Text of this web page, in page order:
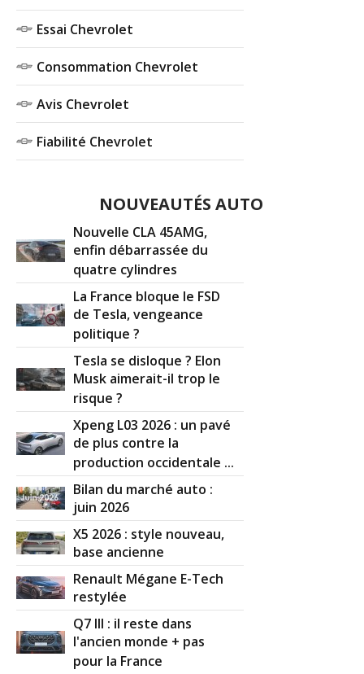
Essai Chevrolet
Consommation Chevrolet
Avis Chevrolet
Fiabilité Chevrolet
NOUVEAUTÉS AUTO
Nouvelle CLA 45AMG,
enfin débarrassée du
quatre cylindres
La France bloque le FSD
de Tesla, vengeance
politique ?
Tesla se disloque ? Elon
Musk aimerait-il trop le
risque ?
Xpeng L03 2026 : un pavé
de plus contre la
production occidentale ...
Bilan du marché auto :
juin 2026
X5 2026 : style nouveau,
base ancienne
Renault Mégane E-Tech
restylée
Q7 III : il reste dans
l'ancien monde + pas
pour la France